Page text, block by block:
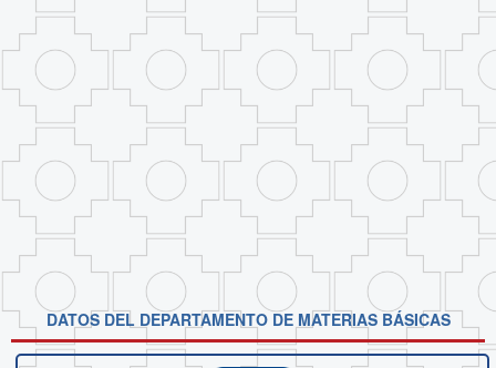
DATOS DEL DEPARTAMENTO DE MATERIAS BÁSICAS